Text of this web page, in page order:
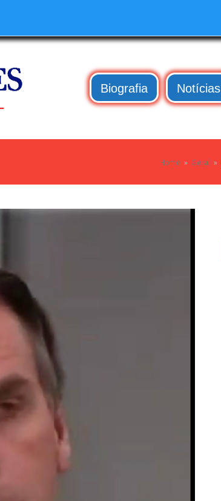
Biografia Notícias
Home » Geral »